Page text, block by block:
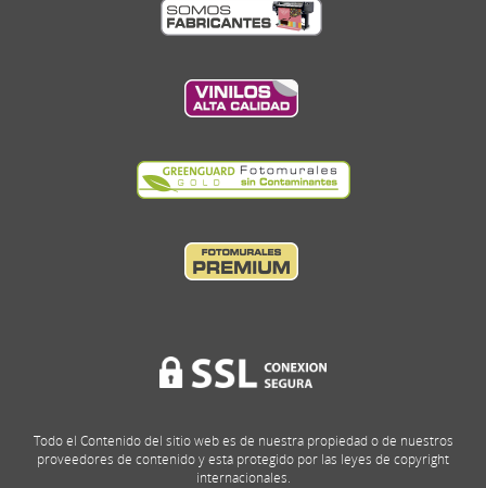
Todo el Contenido del sitio web es de nuestra propiedad o de nuestros
proveedores de contenido y está protegido por las leyes de copyright
internacionales.